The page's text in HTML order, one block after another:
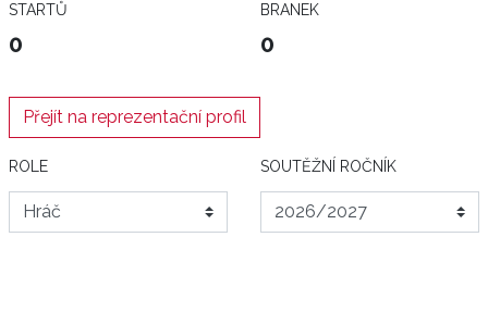
STARTŮ
0
BRANEK
0
Přejít na reprezentační profil
ROLE SOUTĚŽNÍ ROČNÍK